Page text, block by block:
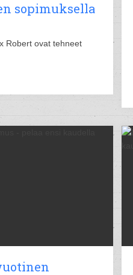
sopimuksella
Robert ovat tehneet